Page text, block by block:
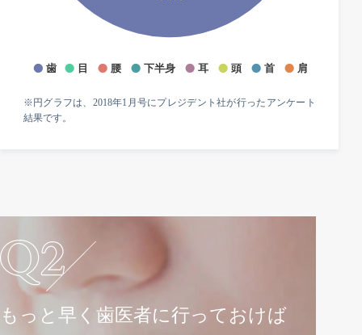
※円グラフは、2018年1月号にプレジデント社が行ったアンケート
結果です。
もっと早く歯医者に行っておけば